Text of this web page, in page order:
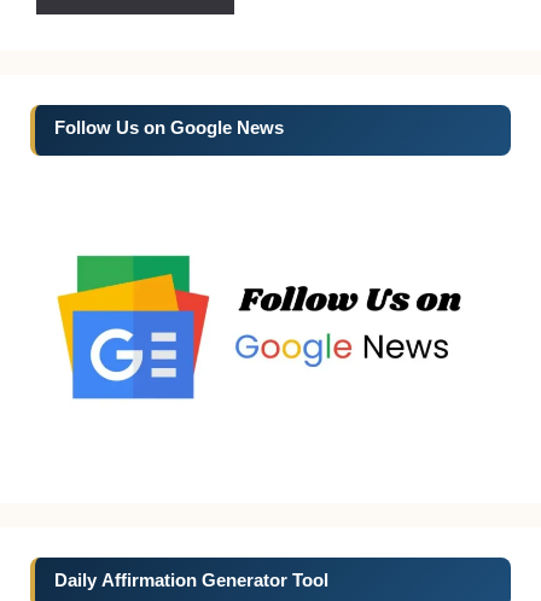
Follow Us on Google News
Daily Affirmation Generator Tool